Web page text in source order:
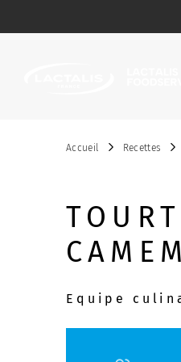
Accueil Recettes
Equipe